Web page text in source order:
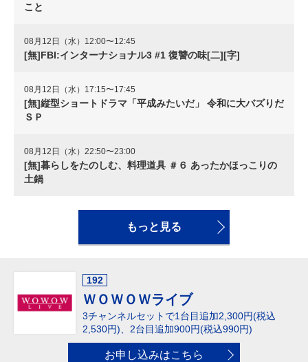
こと
08月12日（水）12:00〜12:45
[無]FBI:インターナショナル3 #1 復讐の味[二][字]
08月12日（水）17:15〜17:45
[無]縦型ショートドラマ「平成みたいだ」 令和に大バズりだ
ＳＰ
08月12日（水）22:50〜23:00
[無]暮らしをたのしむ、料理道具 ＃６ あったかほっこりの
土鍋
もっと見る
192
ＷＯＷＯＷライブ
3チャンネルセットで1台目追加2,300円(税込
2,530円)、 2台目追加900円(税込990円)
お申し込みはこちら